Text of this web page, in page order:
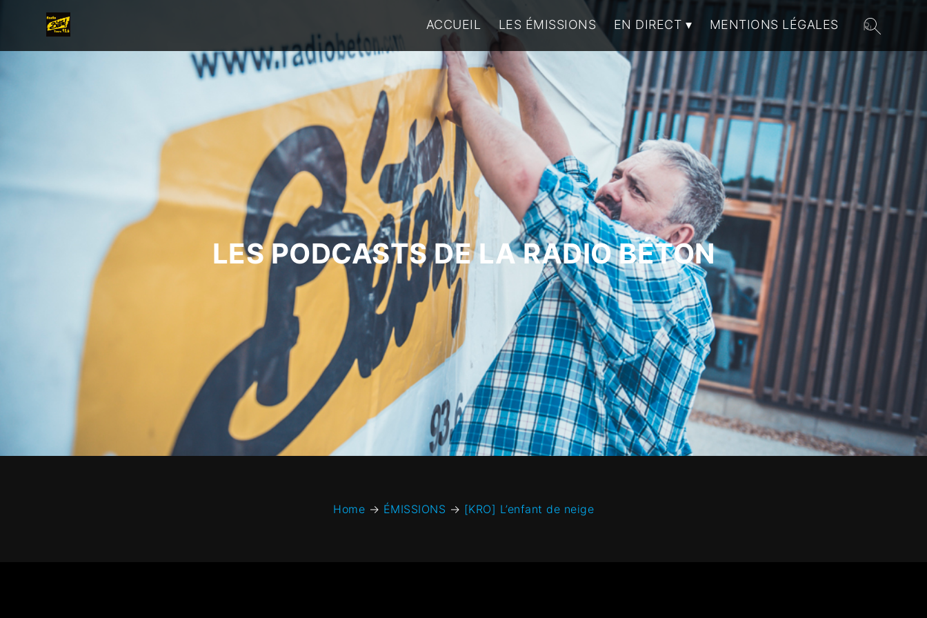
ACCUEIL LES ÉMISSIONS EN DIRECT MENTIONS LÉGALES
LES PODCASTS DE LA RADIO BÉTON
Home → ÉMISSIONS → [KRO] L’enfant de neige